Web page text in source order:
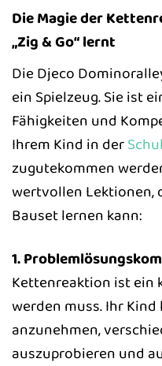
Die Magie der
„Zig & Go“ lernt
Die Djeco
ein Spielzeug. Sie ist
Fähigkeiten und
Ihrem Kind in der
zugutekommen
wertvollen Lektionen,
Bauset lernen kann:
1.
Kettenreaktion ist ein
werden muss. Ihr
anzunehmen,
auszuprobieren und